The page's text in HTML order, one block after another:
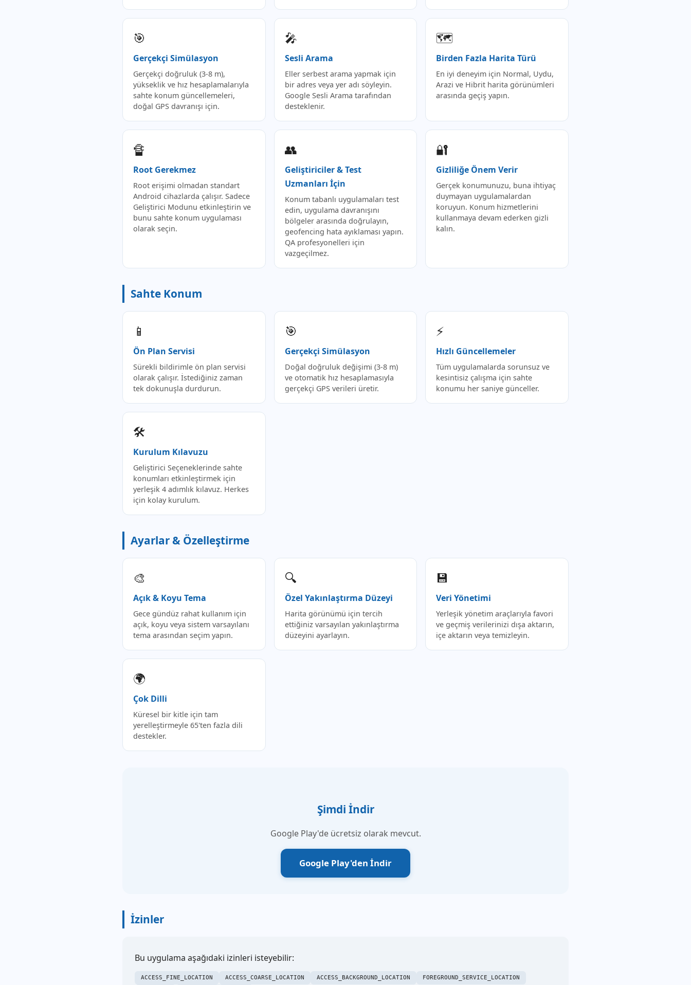
🎯
Gerçekçi Simülasyon
Gerçekçi doğruluk (3-8 m),
yükseklik ve hız hesaplamalarıyla
sahte konum güncellemeleri,
doğal GPS davranışı için.
🎤
Sesli Arama
Eller serbest arama yapmak için
bir adres veya yer adı söyleyin.
Google Sesli Arama tarafından
desteklenir.
🗺️
Birden Fazla Harita Türü
En iyi deneyim için Normal, Uydu,
Arazi ve Hibrit harita görünümleri
arasında geçiş yapın.
🔏
Root Gerekmez
Root erişimi olmadan standart
Android cihazlarda çalışır. Sadece
Geliştirici Modunu etkinleştirin ve
bunu sahte konum uygulaması
olarak seçin.
👥
Geliştiriciler & Test
Uzmanları İçin
Konum tabanlı uygulamaları test
edin, uygulama davranışını
bölgeler arasında doğrulayın,
geofencing hata ayıklaması yapın.
QA profesyonelleri için
vazgeçilmez.
🔐
Gizliliğe Önem Verir
Gerçek konumunuzu, buna ihtiyaç
duymayan uygulamalardan
koruyun. Konum hizmetlerini
kullanmaya devam ederken gizli
kalın.
Sahte Konum
📱
Ön Plan Servisi
Sürekli bildirimle ön plan servisi
olarak çalışır. İstediğiniz zaman
tek dokunuşla durdurun.
🎯
Gerçekçi Simülasyon
Doğal doğruluk değişimi (3-8 m)
ve otomatik hız hesaplamasıyla
gerçekçi GPS verileri üretir.
⚡
Hızlı Güncellemeler
Tüm uygulamalarda sorunsuz ve
kesintisiz çalışma için sahte
konumu her saniye günceller.
🛠️
Kurulum Kılavuzu
Geliştirici Seçeneklerinde sahte
konumları etkinleştirmek için
yerleşik 4 adımlık kılavuz. Herkes
için kolay kurulum.
Ayarlar & Özelleştirme
🎨
Açık & Koyu Tema
Gece gündüz rahat kullanım için
açık, koyu veya sistem varsayılanı
tema arasından seçim yapın.
🔍
Özel Yakınlaştırma Düzeyi
Harita görünümü için tercih
ettiğiniz varsayılan yakınlaştırma
düzeyini ayarlayın.
💾
Veri Yönetimi
Yerleşik yönetim araçlarıyla favori
ve geçmiş verilerinizi dışa aktarın,
içe aktarın veya temizleyin.
🌍
Çok Dilli
Küresel bir kitle için tam
yerelleştirmeyle 65'ten fazla dili
destekler.
Şimdi İndir
Google Play'de ücretsiz olarak mevcut.
Google Play'den İndir
İzinler
Bu uygulama aşağıdaki izinleri isteyebilir:
ACCESS_FINE_LOCATION ACCESS_COARSE_LOCATION ACCESS_BACKGROUND_LOCATION FOREGROUND_SERVICE_LOCATION